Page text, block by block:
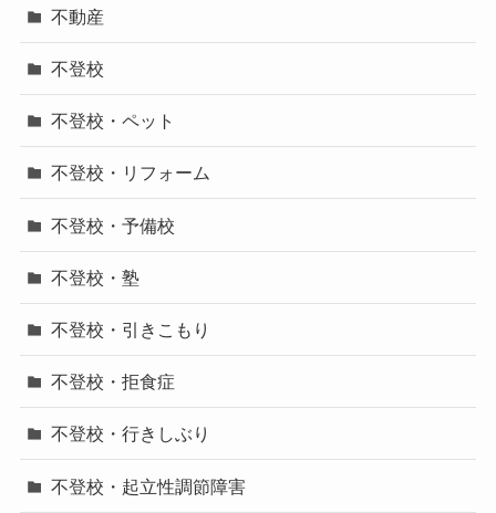
不動産
不登校
不登校・ペット
不登校・リフォーム
不登校・予備校
不登校・塾
不登校・引きこもり
不登校・拒食症
不登校・行きしぶり
不登校・起立性調節障害